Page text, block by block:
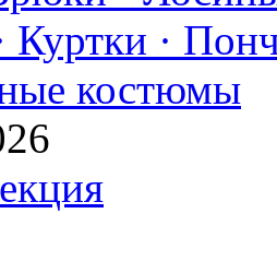
Куртки ·
костюмы